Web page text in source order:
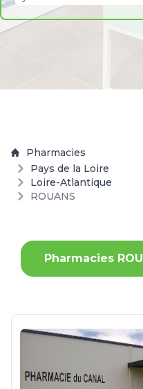
Pharmacies
Pays de la Loire
Loire-Atlantique
ROUANS
Pharmacies